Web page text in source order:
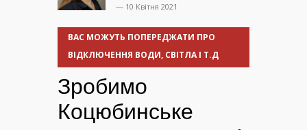
— 10 Квітня 2021
ВАС МОЖУТЬ ПОПЕРЕДЖАТИ ПРО
ВІДКЛЮЧЕННЯ ВОДИ, СВІТЛА І Т.Д